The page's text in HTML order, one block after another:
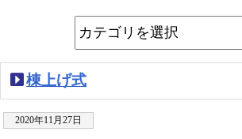
棟上げ式
2020年11月27日